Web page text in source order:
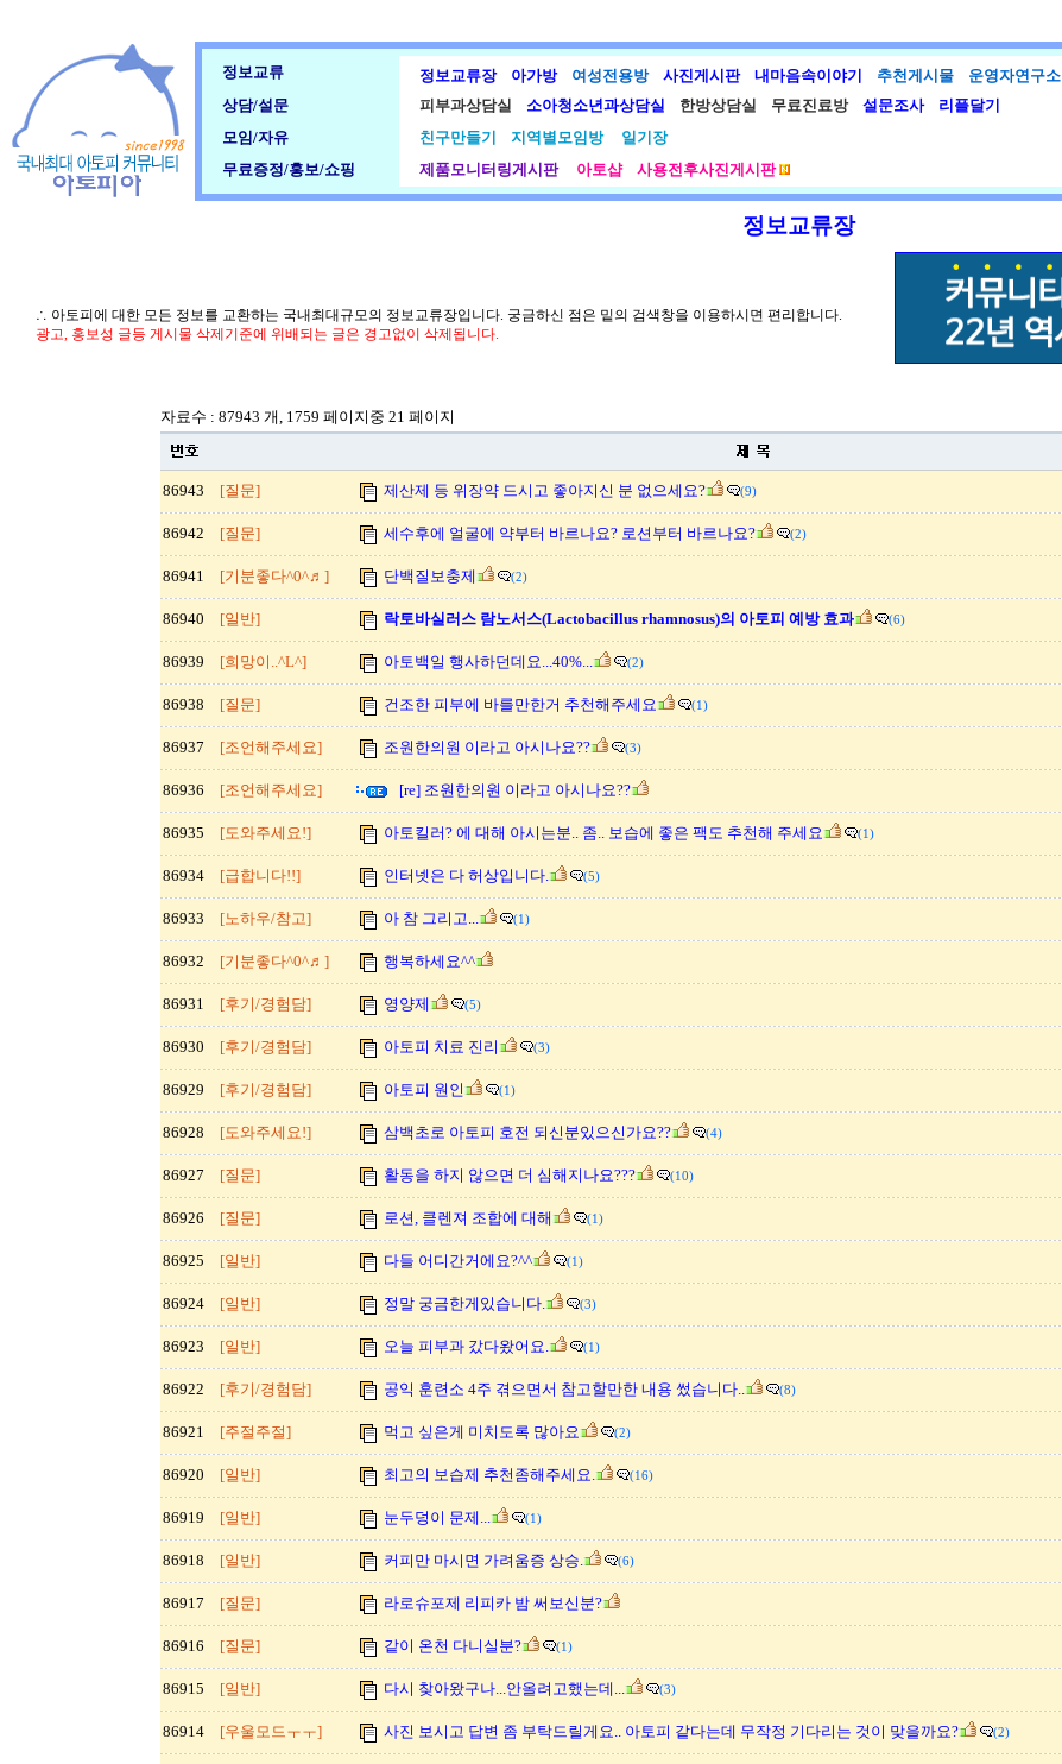
정보교류 정보교류장 아가방 여성전용방 사진게시판 내마음속이야기 추천게시물
운영자연구소
상담/설문
피부과상담실 소아청소년과상담실 한방상담실 무료진료방 설문조사
리플달기
모임/자유
친구만들기 지역별모임방
일기장
무료증정/홍보/쇼핑
제품모니터링게시판 아토샵 사용전후사진게시판
정보교류장
∴ 아토피에 대한 모든 정보를 교환하는 국내최대규모의 정보교류장입니다. 궁금하신 점은 밑의 검색창을 이용하시면 편리합니다.
광고, 홍보성 글등 게시물 삭제기준에 위배되는 글은 경고없이 삭제됩니다.
자료수 : 87943 개, 1759 페이지중 21 페이지
86943 [질문] 제산제 등 위장약 드시고 좋아지신 분 없으세요? (9)
86942 [질문] 세수후에 얼굴에 약부터 바르나요? 로션부터 바르나요? (2)
86941 [기분좋다^0^♬] 단백질보충제 (2)
86940 [일반] 락토바실러스 람노서스(Lactobacillus rhamnosus)의 아토피 예방 효과 (6)
86939 [희망이..^L^] 아토백일 행사하던데요...40%... (2)
86938 [질문] 건조한 피부에 바를만한거 추천해주세요 (1)
86937 [조언해주세요] 조원한의원 이라고 아시나요?? (3)
86936 [조언해주세요] [re] 조원한의원 이라고 아시나요??
86935 [도와주세요!] 아토킬러? 에 대해 아시는분.. 좀.. 보습에 좋은 팩도 추천해 주세요 (1)
86934 [급합니다!!] 인터넷은 다 허상입니다. (5)
86933 [노하우/참고] 아 참 그리고... (1)
86932 [기분좋다^0^♬] 행복하세요^^
86931 [후기/경험담] 영양제 (5)
86930 [후기/경험담] 아토피 치료 진리 (3)
86929 [후기/경험담] 아토피 원인 (1)
86928 [도와주세요!] 삼백초로 아토피 호전 되신분있으신가요?? (4)
86927 [질문] 활동을 하지 않으면 더 심해지나요??? (10)
86926 [질문] 로션, 클렌져 조합에 대해 (1)
86925 [일반] 다들 어디간거에요?^^ (1)
86924 [일반] 정말 궁금한게있습니다. (3)
86923 [일반] 오늘 피부과 갔다왔어요. (1)
86922 [후기/경험담] 공익 훈련소 4주 겪으면서 참고할만한 내용 썼습니다.. (8)
86921 [주절주절] 먹고 싶은게 미치도록 많아요 (2)
86920 [일반] 최고의 보습제 추천좀해주세요. (16)
86919 [일반] 눈두덩이 문제... (1)
86918 [일반] 커피만 마시면 가려움증 상승. (6)
86917 [질문] 라로슈포제 리피카 밤 써보신분?
86916 [질문] 같이 온천 다니실분? (1)
86915 [일반] 다시 찾아왔구나...안올려고했는데... (3)
86914 [우울모드ㅜㅜ] 사진 보시고 답변 좀 부탁드릴게요.. 아토피 같다는데 무작정 기다리는 것이 맞을까요? (2)